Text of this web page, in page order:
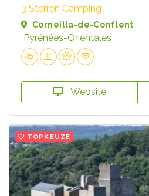
3 Sterren Camping
Corneilla-de-Conflent
Pyrénées-Orientales
Website
TOPKEUZE